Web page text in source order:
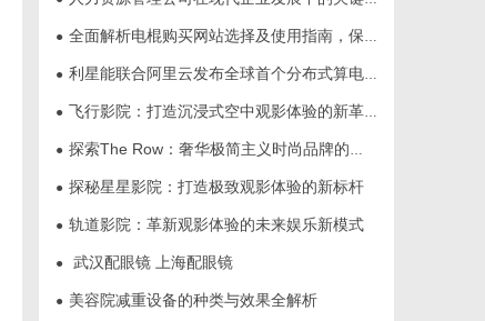
● 全面解析电棍购买网站选择及使用指南，保障安全与合法性
● 利星能联合阿里云发布全球首个分布式算电协同解决方案
● 飞行影院：打造沉浸式空中观影体验的新革命
● 探索The Row：奢华极简主义时尚品牌的崛起与魅力解析
● 探秘星星影院：打造极致观影体验的新标杆
● 轨道影院：革新观影体验的未来娱乐新模式
● 武汉配眼镜 上海配眼镜
● 美容院减重设备的种类与效果全解析